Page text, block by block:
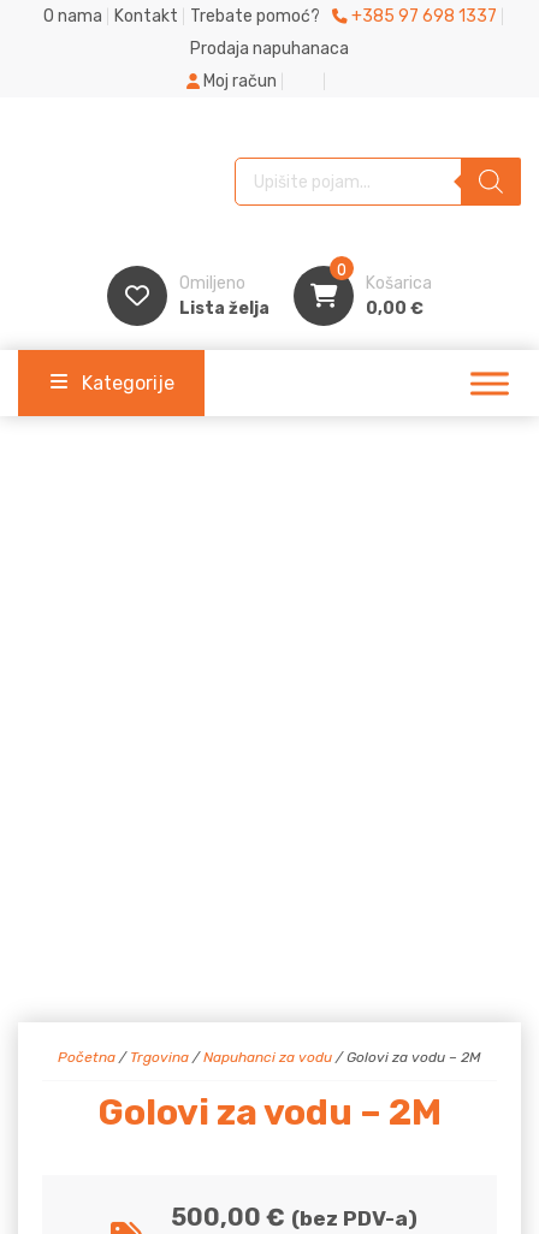
O nama Kontakt Trebate pomoć?
+385 97 698 1337
Prodaja napuhanaca
Moj račun
Products search
Omiljeno
Lista želja
0
Košarica
0,00 €
Kategorije
Početna / Trgovina /Napuhanci za vodu / Golovi za vodu – 2M
Golovi za vodu – 2M
500,00 € (bez PDV-a)